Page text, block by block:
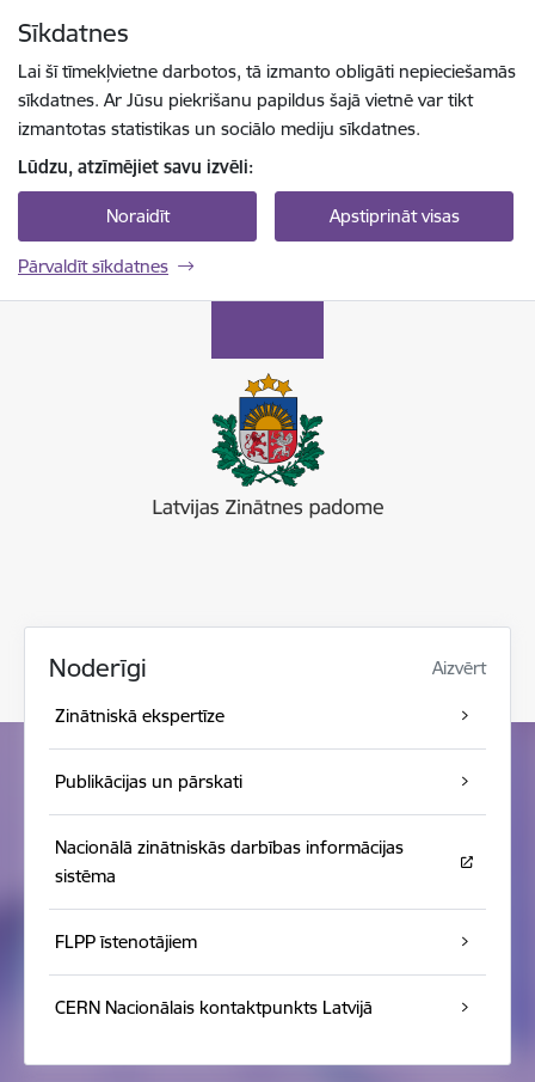
Sīkdatnes
Lai šī tīmekļvietne darbotos, tā izmanto obligāti nepieciešamās
sīkdatnes. Ar Jūsu piekrišanu papildus šajā vietnē var tikt
izmantotas statistikas un sociālo mediju sīkdatnes.
Lūdzu, atzīmējiet savu izvēli:
Noraidīt Apstiprināt visas
Pārvaldīt sīkdatnes
Noderīgi Aizvērt
Zinātniskā ekspertīze
Publikācijas un pārskati
Nacionālā zinātniskās darbības informācijas
sistēma
FLPP īstenotājiem
CERN Nacionālais kontaktpunkts Latvijā